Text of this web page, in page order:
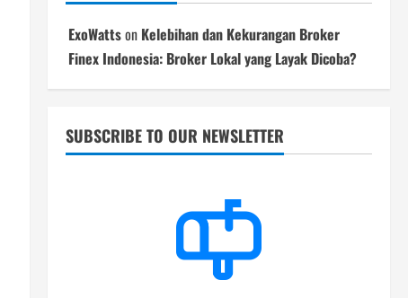
ExoWattson Kelebihan dan Kekurangan Broker
Finex Indonesia: Broker Lokal yang Layak Dicoba?
SUBSCRIBE TO OUR NEWSLETTER